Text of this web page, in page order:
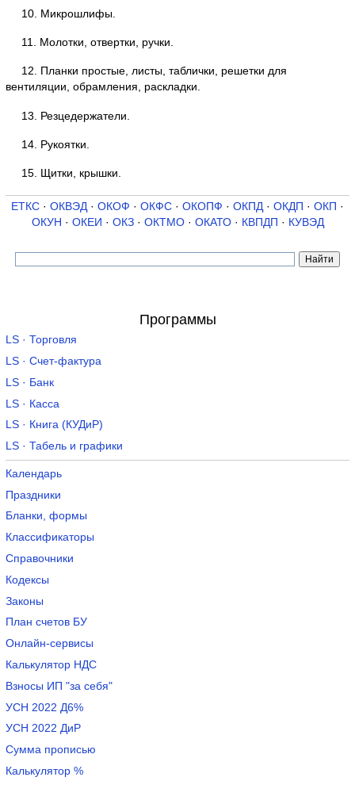
10. Микрошлифы.
11. Молотки, отвертки, ручки.
12. Планки простые, листы, таблички, решетки для
вентиляции, обрамления, раскладки.
13. Резцедержатели.
14. Рукоятки.
15. Щитки, крышки.
ЕТКС · ОКВЭД · ОКОФ · ОКФС · ОКОПФ · ОКПД · ОКДП · ОКП ·
ОКУН · ОКЕИ · ОКЗ· ОКТМО· ОКАТО· КВПДП · КУВЭД
Программы
LS · Торговля
LS · Счет-фактура
LS · Банк
LS · Касса
LS · Книга (КУДиР)
LS · Табель и графики
Календарь
Праздники
Бланки, формы
Классификаторы
Справочники
Кодексы
Законы
План счетов БУ
Онлайн-сервисы
Калькулятор НДС
Взносы ИП "за себя"
УСН 2022 Д6%
УСН 2022 ДиР
Сумма прописью
Калькулятор %